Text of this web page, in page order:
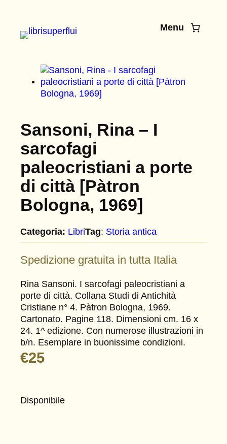
contenuto
Menu
Sansoni, Rina – I
sarcofagi
paleocristiani a porte
di città [Pàtron
Bologna, 1969]
Categoria: LibriTag: Storia antica
Spedizione gratuita in tutta Italia
Rina Sansoni. I sarcofagi paleocristiani a
porte di città. Collana Studi di Antichità
Cristiane n° 4. Pàtron Bologna, 1969.
Cartonato. Pagine 118. Dimensioni cm. 16 x
24. 1^ edizione. Con numerose illustrazioni in
b/n. Esemplare in buonissime condizioni.
€25
Disponibile